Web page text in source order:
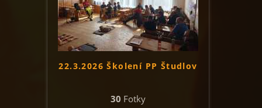
22.3.2026 Školení PP Študlov
30 Fotky